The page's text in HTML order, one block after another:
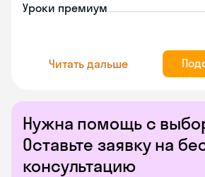
Нужна помощь с
Оставьте заявку на
консультацию
Уроки премиум
Читать дальше